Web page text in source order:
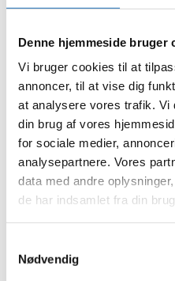
Denne hjemmeside bruger
Vi bruger cookies til at
annoncer, til at vise dig
at analysere vores trafik. Vi
din brug af vores
for sociale medier,
analysepartnere. Vores
data med andre
de har indsamlet fra din
Nødvendig
februar 2024
december 2023
november 2023
oktober 2023
september 2023
august 2023
juli 2023
juni 2023
maj 2023
april 2023
februar 2023
januar 2023
november 2022
oktober 2022
juli 2022